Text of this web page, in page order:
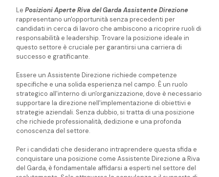
Le Posizioni Aperte Riva del Garda Assistente Direzione
rappresentano un'opportunità senza precedenti per
candidati in cerca di lavoro che ambiscono a ricoprire ruoli di
responsabilità e leadership. Trovare la posizione ideale in
questo settore è cruciale per garantirsi una carriera di
successo e gratificante.
Essere un Assistente Direzione richiede competenze
specifiche e una solida esperienza nel campo. È un ruolo
strategico all'interno di un'organizzazione, dove è necessario
supportare la direzione nell'implementazione di obiettivi e
strategie aziendali. Senza dubbio, si tratta di una posizione
che richiede professionalità, dedizione e una profonda
conoscenza del settore.
Per i candidati che desiderano intraprendere questa sfida e
conquistare una posizione come Assistente Direzione a Riva
del Garda, è fondamentale affidarsi a esperti nel settore del